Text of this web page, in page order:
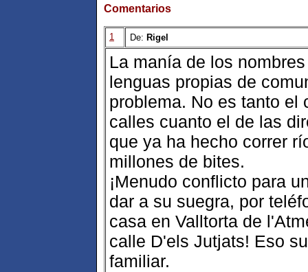
Comentarios
1 De: Rigel
La manía de los
lenguas propias de
problema. No es tanto el
calles cuanto el de las
que ya ha hecho correr
millones de bites.
¡Menudo conflicto para
dar a su suegra, por
casa en Valltorta de
calle D'els Jutjats! Eso
familiar.